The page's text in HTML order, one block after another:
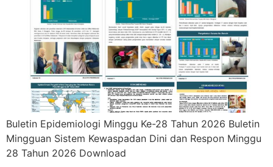
Buletin Epidemiologi Minggu Ke-28 Tahun 2026 Buletin
Mingguan Sistem Kewaspadan Dini dan Respon Minggu
28 Tahun 2026 Download